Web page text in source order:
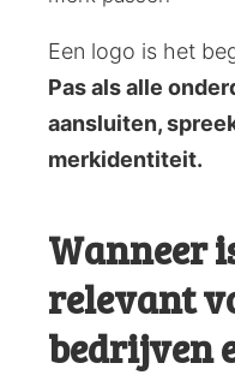
Een logo is het
Pas als alle
aansluiten,
merkidentiteit.
Wanneer
relevant
bedrijven